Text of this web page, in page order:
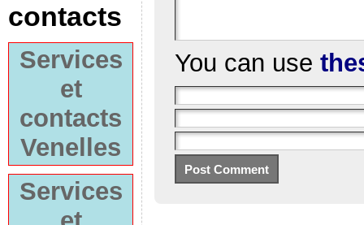
contacts
Services
et
contacts
Venelles
Services
You can use